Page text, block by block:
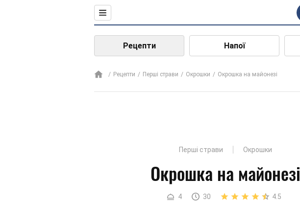
Рецепти Напої
Рецепти Перші страви Окрошки Окрошка на майонезі
Перші страви Окрошки
Окрошка на майонезі
4 30 4.5